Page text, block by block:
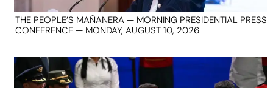
THE PEOPLE’S MAÑANERA — MORNING PRESIDENTIAL PRESS
CONFERENCE — MONDAY, AUGUST 10, 2026